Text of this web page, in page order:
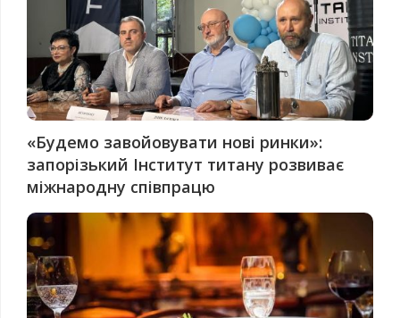
«Будемо завойовувати нові ринки»:
запорізький Інститут титану розвиває
міжнародну співпрацю